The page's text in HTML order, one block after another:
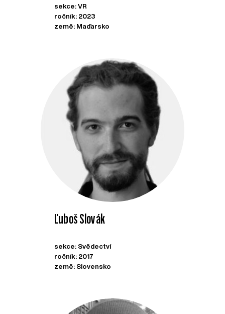
sekce: VR
ročník: 2023
země: Maďarsko
Ľuboš Slovák
sekce: Svědectví
ročník: 2017
země: Slovensko